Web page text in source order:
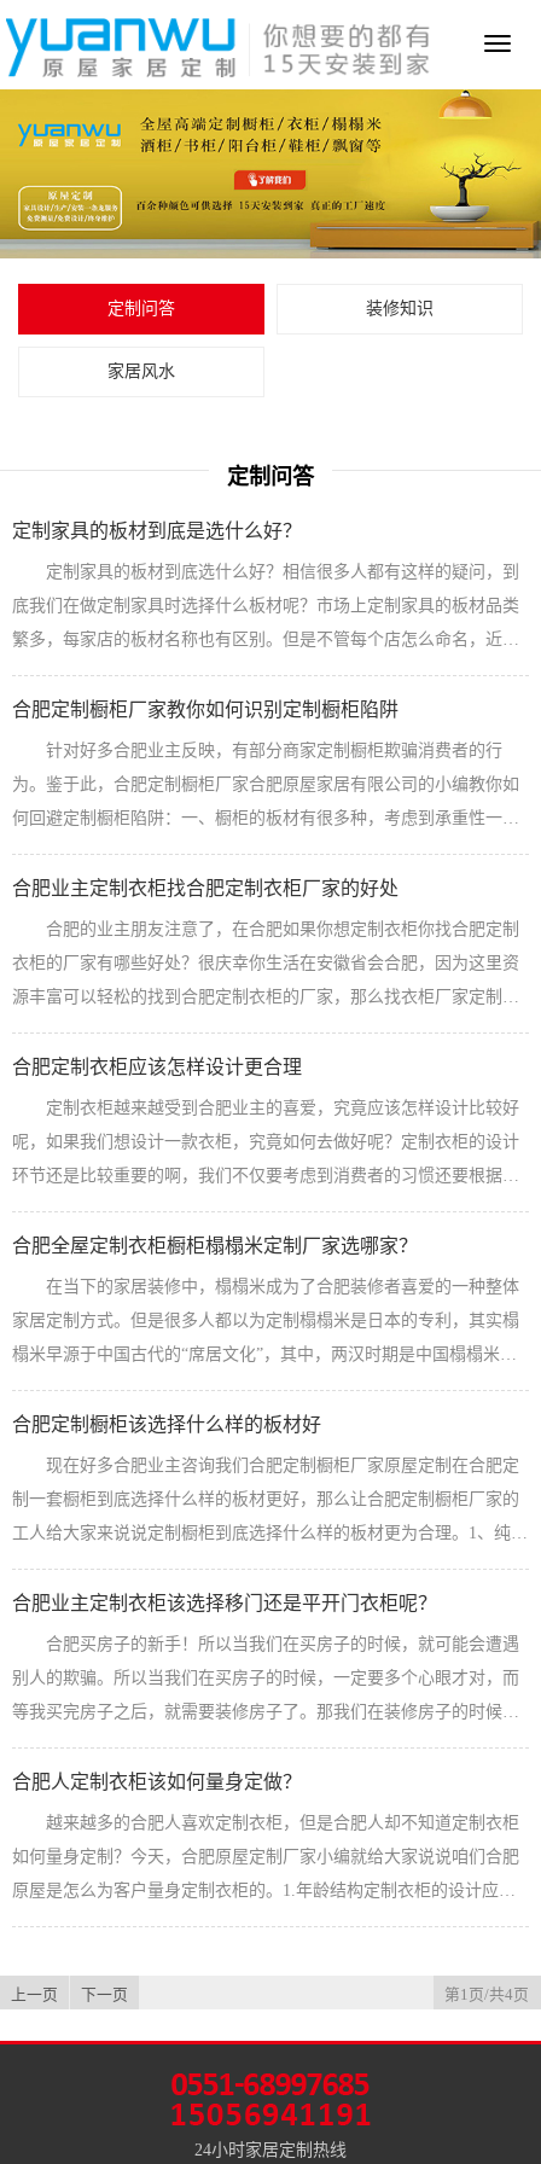
Toggle
定制问答 装修知识
家居风水
定制问答
定制家具的板材到底是选什么好？
定制家具的板材到底选什么好？相信很多人都有这样的疑问，到
底我们在做定制家具时选择什么板材呢？市场上定制家具的板材品类
繁多，每家店的板材名称也有区别。但是不管每个店怎么命名，近年
来市场上流行的板材有如下三种：一、实木颗粒板：实木颗粒板,是一
种以小径材、间伐材、木芯、板皮、枝桠材等为原料通过专用设备加
工成刨片，经干燥、施胶和专用的设备将表芯层刨片纵横交错定向铺
装后，经热压成型后的一种人造板。产品优点：节约资源，物理力学
纵横强度高、握钉力较强于密度板，...【查看详情】
合肥定制橱柜厂家教你如何识别定制橱柜陷阱
针对好多合肥业主反映，有部分商家定制橱柜欺骗消费者的行
为。鉴于此，合肥定制橱柜厂家合肥原屋家居有限公司的小编教你如
何回避定制橱柜陷阱：一、橱柜的板材有很多种，考虑到承重性一般
实木多层板较好，颗粒板不适宜做定制橱柜因为防水性不好，生态板
承重不好容易压断。二、板材有好多厚度，注意定制橱柜使用的板材
是否为18的板材，16的板材可以节省不少成本，所以有的定制橱柜的
厂家非常便宜，但是很可能给你使用16的板材。三、台面一般选择大
理石较好，金属台面存在重金属污...【查看详情】
合肥业主定制衣柜找合肥定制衣柜厂家的好处
合肥的业主朋友注意了，在合肥如果你想定制衣柜你找合肥定制
衣柜的厂家有哪些好处？很庆幸你生活在安徽省会合肥，因为这里资
源丰富可以轻松的找到合肥定制衣柜的厂家，那么找衣柜厂家定制衣
柜有什么好处呢？1、省钱：首先找合肥定制衣柜的厂家你可以省钱，
因为找工厂直接定制衣柜的企业你可以回避好多中间环节，这样算来
定制一套全屋定制本来35000-50000元你找到厂家估计你只需要20000
多块钱就可以搞定全屋所有定制家具（包括定制橱柜、定制衣柜、定
制榻榻米、定制酒...【查看详情】
合肥定制衣柜应该怎样设计更合理
定制衣柜越来越受到合肥业主的喜爱，究竟应该怎样设计比较好
呢，如果我们想设计一款衣柜，究竟如何去做好呢？定制衣柜的设计
环节还是比较重要的啊，我们不仅要考虑到消费者的习惯还要根据他
们的身份、职业、年龄、性别以及穿衣特点与风格进行设计，同时我
们还要考虑到家居环境中主人的房屋风格以及面积大小进行整体的布
局进行去合理的设计。1、衣物应该进行分类放置年轻人的衣物现在大
多数都是多样化的，一般都是男女的储物衣柜进行分开的，如果考虑
到定制衣柜过多，可以尽可能的多做...【查看详情】
合肥全屋定制衣柜橱柜榻榻米定制厂家选哪家？
在当下的家居装修中，榻榻米成为了合肥装修者喜爱的一种整体
家居定制方式。但是很多人都以为定制榻榻米是日本的专利，其实榻
榻米早源于中国古代的“席居文化”，其中，两汉时期是中国榻榻米使
用频率的时期。现在我们看到的日本和室、韩国韩室的传统都传承于
中原文化。如今我们看到的榻榻米多被用于卧室之中，且多为家具定
制的形式。榻榻米对于户型小、格局差、空间难利用的房型来说真可
谓大救星。卧室定制榻榻米可以与定制衣柜融合，也可以与定制书柜
书桌融合，充分利用房屋角落空间，... 【查看详情】
合肥定制橱柜该选择什么样的板材好
现在好多合肥业主咨询我们合肥定制橱柜厂家原屋定制在合肥定
制一套橱柜到底选择什么样的板材更好，那么让合肥定制橱柜厂家的
工人给大家来说说定制橱柜到底选择什么样的板材更为合理。1、纯实
木橱柜定制（经济条件好的业主可以选择，缺点容易开裂变形，价格
高）首先我们得了解一下在合肥定制橱柜的客户的经济水平，如果说
你预算定制一套橱柜有20000-30000元左右，当然你可以选择定制一个
全实木的橱柜（原木），说真的实木的东西肯定要好。但是实木的橱
柜也是有缺点，实木橱...【查看详情】
合肥业主定制衣柜该选择移门还是平开门衣柜呢？
合肥买房子的新手！所以当我们在买房子的时候，就可能会遭遇
别人的欺骗。所以当我们在买房子的时候，一定要多个心眼才对，而
等我买完房子之后，就需要装修房子了。那我们在装修房子的时候，
是肯定会为家里面添置定制版一些家具的，而其中就包括了定制衣
柜。但是因为现在市面上定制衣柜的种类是非常多的，所以在这个时
候合肥业主到底应该选择什么样的定制衣柜才是最好的呢？现在很多
合肥人在选择衣柜的时候，一般都是会选择定制的衣柜。因为定制的
衣柜，他的选择范围广，而且我们在定制... 【查看详情】
合肥人定制衣柜该如何量身定做？
越来越多的合肥人喜欢定制衣柜，但是合肥人却不知道定制衣柜
如何量身定制？今天，合肥原屋定制厂家小编就给大家说说咱们合肥
原屋是怎么为客户量身定制衣柜的。1.年龄结构定制衣柜的设计应该
考虑到使用成员的需求，尤其是全家人的使用方便，比如孩子，就要
龄阶段的需要，玩具、书本都要考虑进去，是否可以设计一个很大的
上一页 下一页 第1页/共4页
24小时家居定制热线